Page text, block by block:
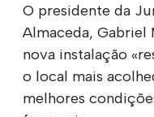
O presidente da
Almaceda, Gabriel
nova instalação
o local mais
melhores